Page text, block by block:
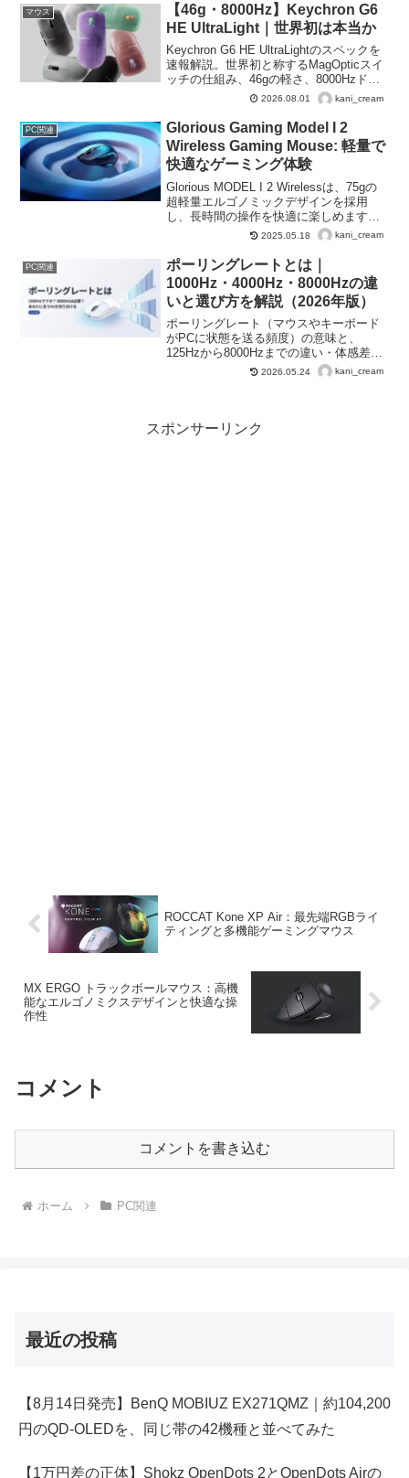
マウス
【46g・8000Hz】Keychron G6
HE UltraLight｜世界初は本当か
Keychron G6 HE UltraLightのスペックを
速報解説。世界初と称するMagOpticスイ
ッチの仕組み、46gの軽さ、8000Hzドン
グル標準同梱で14,344円という価格設定
2026.08.01 kani_cream
PC関連
Glorious Gaming Model I 2
Wireless Gaming Mouse: 軽量で
快適なゲーミング体験
Glorious MODEL I 2 Wirelessは、75gの
超軽量エルゴノミックデザインを採用
し、長時間の操作を快適に楽しめます。
交換可能なサイドボタンと、ゼロ遅延の
有線接続、低遅延2.4Gワイヤレス、
Bluetooth接続の3タイプの接続方法に対
応しています。最大26000dpiの高精度セ
ンサーと長時間駆動バッテリーを搭載
し、ゲームやクリエーション作業に最適
です。
2025.05.18 kani_cream
PC関連
ポーリングレートとは｜
1000Hz・4000Hz・8000Hzの違
いと選び方を解説（2026年版）
ポーリングレート（マウスやキーボード
がPCに状態を送る頻度）の意味と、
125Hzから8000Hzまでの違い・体感差・
選び方を、1000Hz LIGHTSPEED長期ユ
2026.05.24 kani_cream
スポンサーリンク
ROCCAT Kone XP Air：最先端RGBライ
ティングと多機能ゲーミングマウス
MX ERGO トラックボールマウス：高機
能なエルゴノミクスデザインと快適な操
作性
コメント
コメントを書き込む
ホーム PC関連
最近の投稿
【8月14日発売】BenQ MOBIUZ EX271QMZ｜約104,200
円のQD-OLEDを、同じ帯の42機種と並べてみた
【1万円差の正体】Shokz OpenDots 2とOpenDots Airの